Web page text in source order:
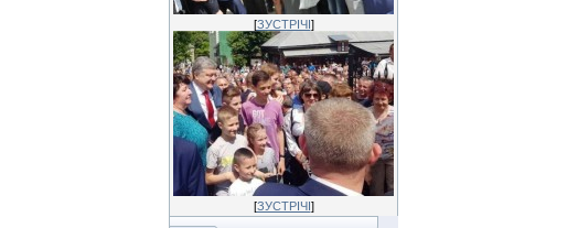
[ЗУСТРІЧІ]
[ЗУСТРІЧІ]